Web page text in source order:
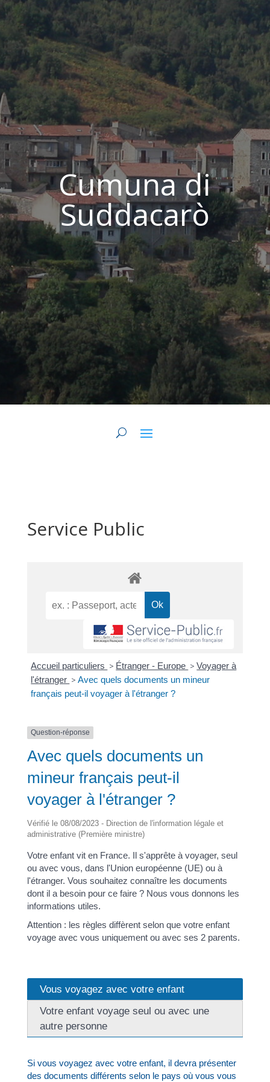
Cumuna di
Suddacarò
Service Public
Accueil particuliers > Étranger - Europe > Voyager à
l'étranger > Avec quels documents un mineur
français peut-il voyager à l'étranger ?
Question-réponse
Avec quels documents un
mineur français peut-il
voyager à l'étranger ?
Vérifié le 08/08/2023 - Direction de l'information légale et
administrative (Première ministre)
Votre enfant vit en France. Il s'apprête à voyager, seul
ou avec vous, dans l'Union européenne (UE) ou à
l'étranger. Vous souhaitez connaître les documents
dont il a besoin pour ce faire ? Nous vous donnons les
informations utiles.
Attention : les règles diffèrent selon que votre enfant
voyage avec vous uniquement ou avec ses 2 parents.
Vous voyagez avec votre enfant
Votre enfant voyage seul ou avec une
autre personne
Si vous voyagez avec votre enfant, il devra présenter
des documents différents selon le pays où vous vous